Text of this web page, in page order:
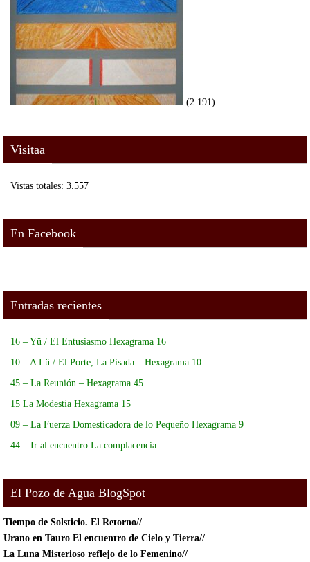
(2.191)
Visitaa
Vistas totales: 3.557
En Facebook
Entradas recientes
16 – Yü / El Entusiasmo Hexagrama 16
10 – A Lü / El Porte, La Pisada – Hexagrama 10
45 – La Reunión – Hexagrama 45
15 La Modestia Hexagrama 15
09 – La Fuerza Domesticadora de lo Pequeño Hexagrama 9
44 – Ir al encuentro La complacencia
El Pozo de Agua BlogSpot
Tiempo de Solsticio. El Retorno//
Urano en Tauro El encuentro de Cielo y Tierra//
La Luna Misterioso reflejo de lo Femenino//